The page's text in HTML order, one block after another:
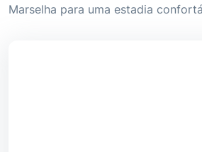
Marselha para uma estadia